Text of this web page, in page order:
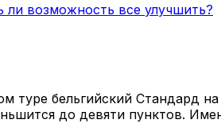
возможность все улучшить?
бельгийский Стандард
до девяти пунктов.